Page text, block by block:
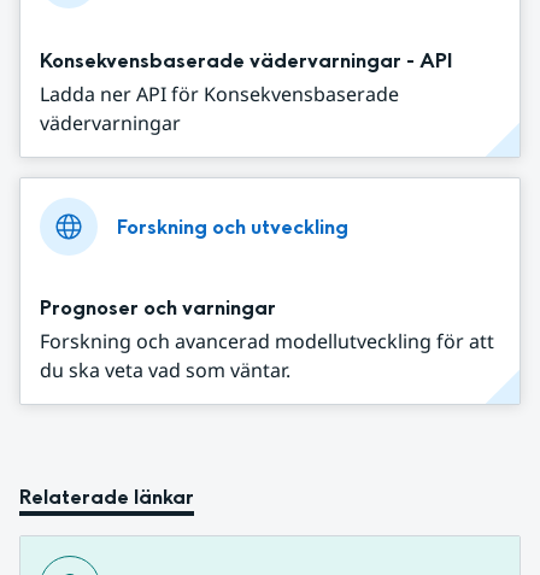
Konsekvensbaserade vädervarningar - API
Ladda ner API för Konsekvensbaserade
vädervarningar
Forskning och utveckling
Prognoser och varningar
Forskning och avancerad modellutveckling för att
du ska veta vad som väntar.
Relaterade länkar